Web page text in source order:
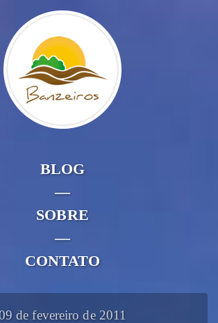
BLOG
—
SOBRE
—
CONTATO
de fevereiro de 2011